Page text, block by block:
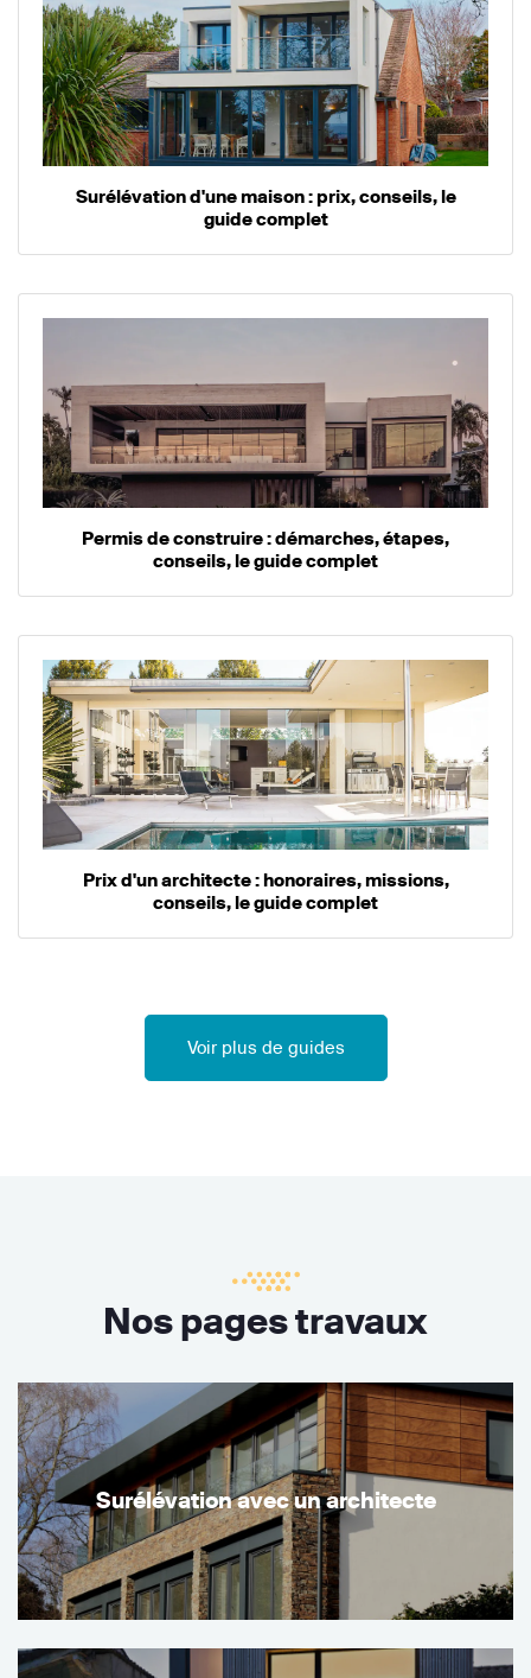
Surélévation d'une maison : prix, conseils, le
guide complet
Permis de construire : démarches, étapes,
conseils, le guide complet
Prix d'un architecte : honoraires, missions,
conseils, le guide complet
Voir plus de guides
Nos pages travaux
Surélévation avec un architecte